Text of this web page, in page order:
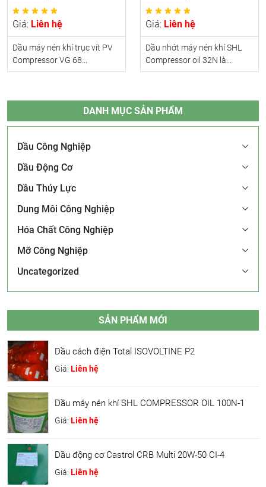
Giá: Liên hệ
Dầu máy nén khí trục vít PV
Compressor VG 68...
Giá: Liên hệ
Dầu nhớt máy nén khí SHL
Compressor oil 32N là...
DANH MỤC SẢN PHẨM
Dầu Công Nghiệp
Dầu Động Cơ
Dầu Thủy Lực
Dung Môi Công Nghiệp
Hóa Chất Công Nghiệp
Mỡ Công Nghiệp
Uncategorized
SẢN PHẨM MỚI
Dầu cách điện Total ISOVOLTINE P2
Giá: Liên hệ
Dầu máy nén khí SHL COMPRESSOR OIL 100N-1
Giá: Liên hệ
Dầu động cơ Castrol CRB Multi 20W-50 CI-4
Giá: Liên hệ